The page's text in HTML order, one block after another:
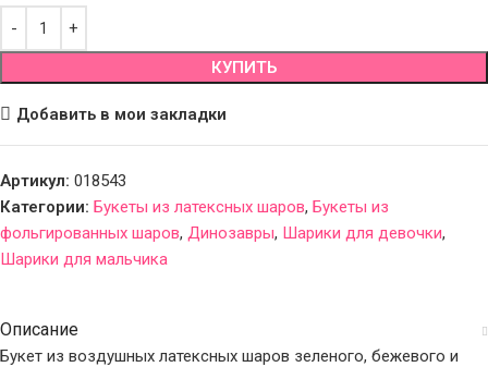
КУПИТЬ
Добавить в мои закладки
Артикул: 018543
Категории: Букеты из латексных шаров, Букеты из
фольгированных шаров, Динозавры, Шарики для девочки,
Шарики для мальчика
Описание
Букет из воздушных латексных шаров зеленого, бежевого и